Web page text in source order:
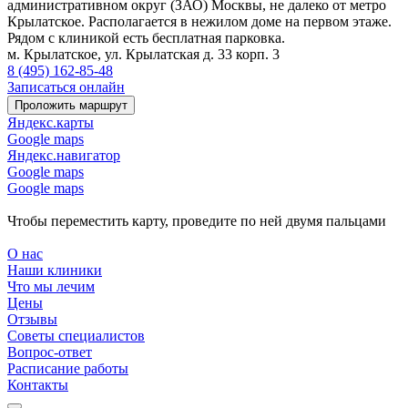
административном округ (ЗАО) Москвы, не далеко от метро
Крылатское. Располагается в нежилом доме на первом этаже.
Рядом с клиникой есть бесплатная парковка.
м. Крылатское, ул. Крылатская д. 33 корп. 3
8 (495) 162-85-48
Записаться онлайн
Проложить маршрут
Яндекс.карты
Google maps
Яндекс.навигатор
Google maps
Google maps
Чтобы переместить карту, проведите по ней двумя пальцами
О нас
Наши клиники
Что мы лечим
Цены
Отзывы
Советы специалистов
Вопрос-ответ
Расписание работы
Контакты